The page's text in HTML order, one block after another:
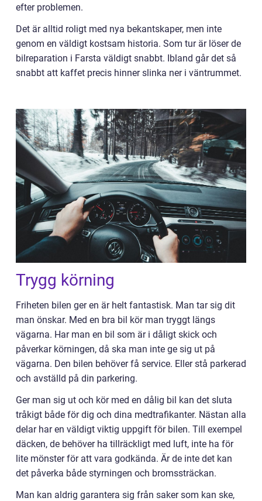
efter problemen.
Det är alltid roligt med nya bekantskaper, men inte
genom en väldigt kostsam historia. Som tur är löser de
bilreparation i Farsta väldigt snabbt. Ibland går det så
snabbt att kaffet precis hinner slinka ner i väntrummet.
Trygg körning
Friheten bilen ger en är helt fantastisk. Man tar sig dit
man önskar. Med en bra bil kör man tryggt längs
vägarna. Har man en bil som är i dåligt skick och
påverkar körningen, då ska man inte ge sig ut på
vägarna. Den bilen behöver få service. Eller stå parkerad
och avställd på din parkering.
Ger man sig ut och kör med en dålig bil kan det sluta
tråkigt både för dig och dina medtrafikanter. Nästan alla
delar har en väldigt viktig uppgift för bilen. Till exempel
däcken, de behöver ha tillräckligt med luft, inte ha för
lite mönster för att vara godkända. Är de inte det kan
det påverka både styrningen och bromssträckan.
Man kan aldrig garantera sig från saker som kan ske,